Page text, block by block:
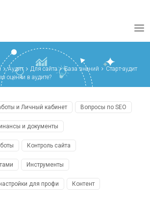
Аудит Для сайта База знаний
Старт-аудит
оценки в аудите?
и Личный кабинет Вопросы по SEO
и документы
Контроль сайта
Инструменты
для профи Контент